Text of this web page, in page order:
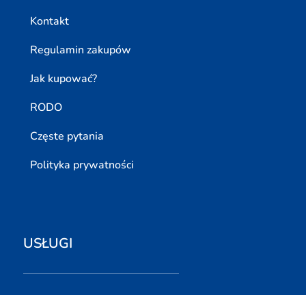
Kontakt
Regulamin zakupów
Jak kupować?
RODO
Częste pytania
Polityka prywatności
USŁUGI